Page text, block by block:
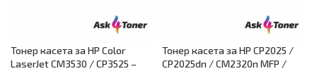
Тонер касета за HP Color
LaserJet CM3530 / CP3525 –
Тонер касета за HP CP2025 /
CP2025dn / CM2320n MFP /